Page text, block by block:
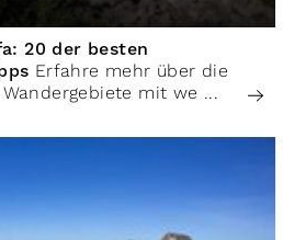
20 der besten
Erfahre mehr über die
mit we ...